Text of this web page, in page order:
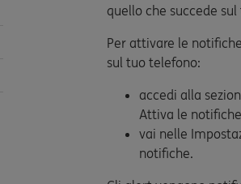
quello che succede
Per attivare le
sul tuo telefono:
accedi alla
Attiva le
vai nelle
notifiche.